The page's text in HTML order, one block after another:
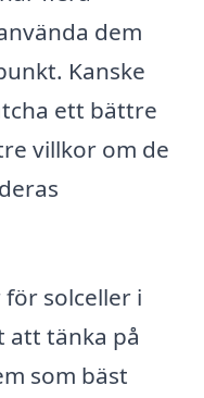
dem
Kanske
ett bättre
villkor om de
solceller i
att tänka på
som bäst